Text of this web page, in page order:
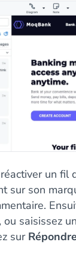
un fil
sur son
, ou saisissez
sur